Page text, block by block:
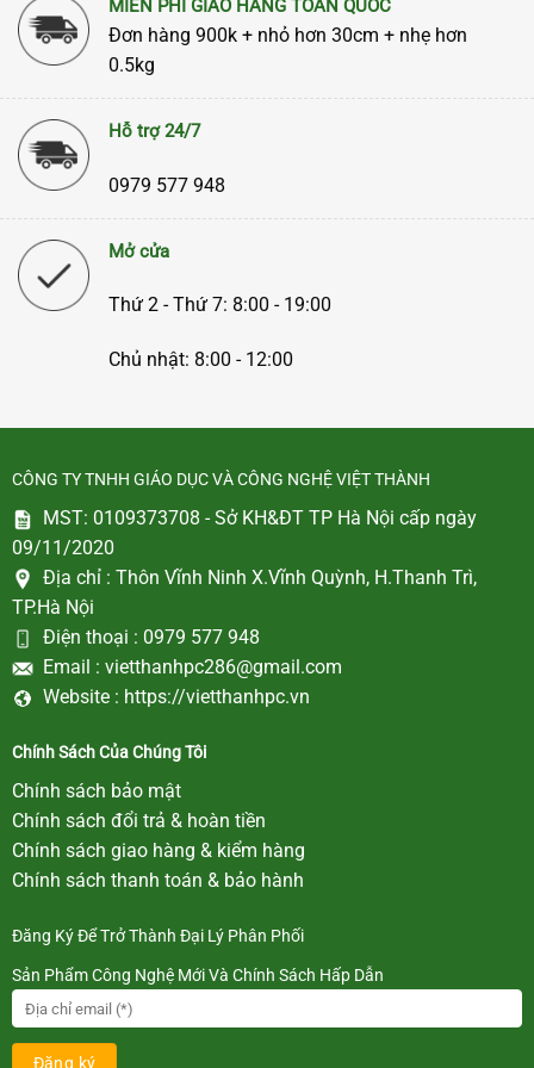
MIỄN PHÍ GIAO HÀNG TOÀN QUỐC
Đơn hàng 900k + nhỏ hơn 30cm + nhẹ hơn
0.5kg
Hỗ trợ 24/7
0979 577 948
Mở cửa
Thứ 2 - Thứ 7: 8:00 - 19:00
Chủ nhật: 8:00 - 12:00
CÔNG TY TNHH GIÁO DỤC VÀ CÔNG NGHỆ VIỆT THÀNH
MST: 0109373708 - Sở KH&ĐT TP Hà Nội cấp ngày
09/11/2020
Địa chỉ : Thôn Vĩnh Ninh X.Vĩnh Quỳnh, H.Thanh Trì,
TP.Hà Nội
Điện thoại : 0979 577 948
Email : vietthanhpc286@gmail.com
Website : https://vietthanhpc.vn
Chính Sách Của Chúng Tôi
Chính sách bảo mật
Chính sách đổi trả & hoàn tiền
Chính sách giao hàng & kiểm hàng
Chính sách thanh toán & bảo hành
Đăng Ký Để Trở Thành Đại Lý Phân Phối
Sản Phẩm Công Nghệ Mới Và Chính Sách Hấp Dẫn